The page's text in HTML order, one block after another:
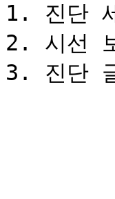
1. 진단
2. 시선